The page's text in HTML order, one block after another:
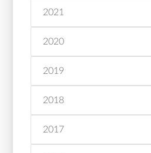
2021
2020
2019
2018
2017